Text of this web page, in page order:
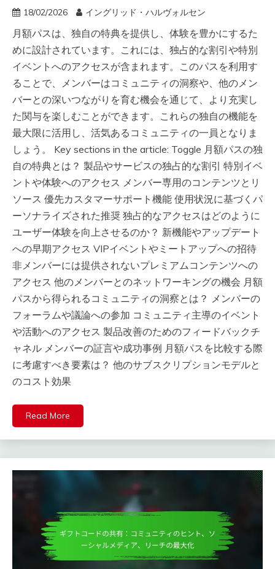
18/02/2026 イングリッド・ハルヴォルセン
月額パスは、独自の特典を提供し、体験を豊かにするた
めに設計されています。これには、独占的な割引や特別
イベントへのアクセスが含まれます。このパスを利用す
ることで、メンバーはコミュニティの洞察や、他のメン
バーとの深いつながりを育む機会を通じて、より充実し
た関与を楽しむことができます。これらの独自の機能を
最大限に活用し、活気あるコミュニティの一員となりま
しょう。 Key sections in the article: Toggle 月額パスの独
自の特典とは？ 製品やサービスの独占的な割引 特別イベ
ントや体験へのアクセス メンバー専用のコンテンツとリ
ソース 優先カスタマーサポート機能 使用状況に基づくパ
ーソナライズされた推奨 独占的なアクセスはどのように
ユーザー体験を向上させるのか？ 新機能やアップデート
への早期アクセス VIPイベントやミートアップへの招待
非メンバーには提供されないプレミアムコンテンツへの
アクセス 他のメンバーとのネットワーキングの機会 月額
パスから得られるコミュニティの洞察とは？ メンバーの
フォーラムや議論への参加 コミュニティ主導のイベント
や活動へのアクセス 製品改善のためのフィードバックチ
ャネル メンバーの証言や成功事例 月額パスを比較する際
に考慮すべき要素は？ 他のサブスクリプションモデルと
のコスト効果
Read More